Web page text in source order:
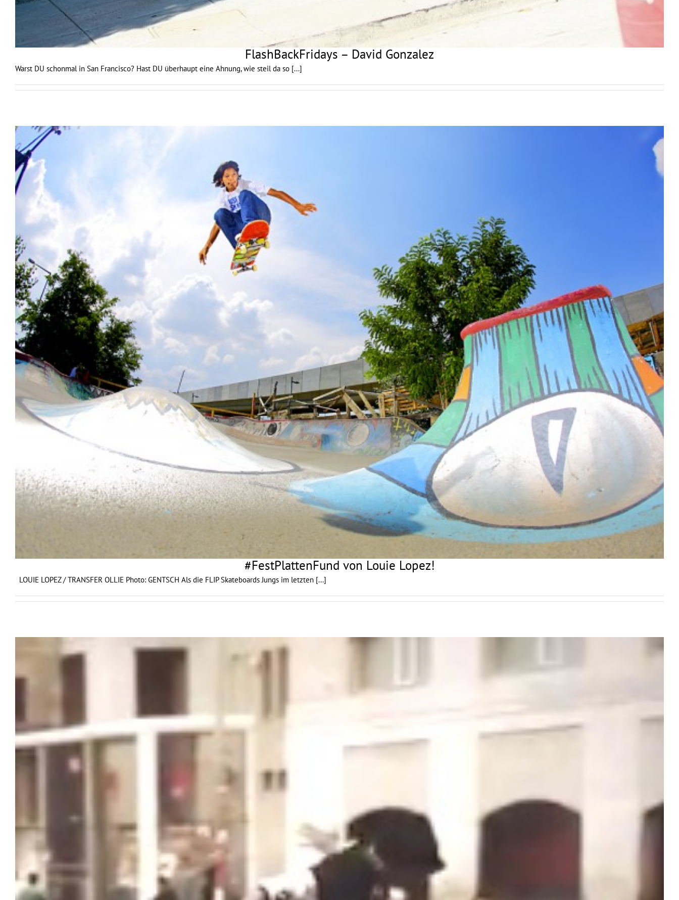
FlashBackFridays – David Gonzalez
Warst DU schonmal in San Francisco? Hast DU überhaupt eine Ahnung, wie steil da so [...]
#FestPlattenFund von Louie Lopez!
LOUIE LOPEZ / TRANSFER OLLIE Photo: GENTSCH Als die FLIP Skateboards Jungs im letzten [...]